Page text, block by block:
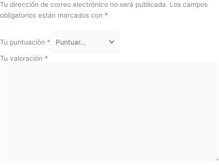
Tu dirección de correo electrónico no será publicada. Los campos
obligatorios están marcados con *
Tu puntuación *
Tu valoración *